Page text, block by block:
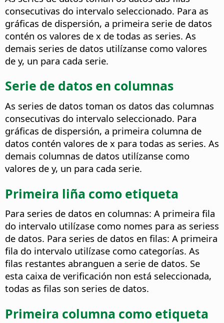
consecutivas do intervalo seleccionado. Para as
gráficas de dispersión, a primeira serie de datos
contén os valores de x de todas as series. As
demais series de datos utilízanse como valores
de y, un para cada serie.
Serie de datos en columnas
As series de datos toman os datos das columnas
consecutivas do intervalo seleccionado. Para
gráficas de dispersión, a primeira columna de
datos contén valores de x para todas as series. As
demais columnas de datos utilízanse como
valores de y, un para cada serie.
Primeira liña como etiqueta
Para series de datos en columnas: A primeira fila
do intervalo utilízase como nomes para as seriess
de datos. Para series de datos en filas: A primeira
fila do intervalo utilízase como categorías. As
filas restantes abranguen a serie de datos. Se
esta caixa de verificación non está seleccionada,
todas as filas son series de datos.
Primeira columna como etiqueta